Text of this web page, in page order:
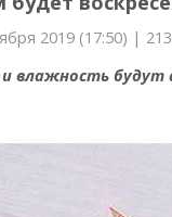
2019 (17:50) |
влажность будут